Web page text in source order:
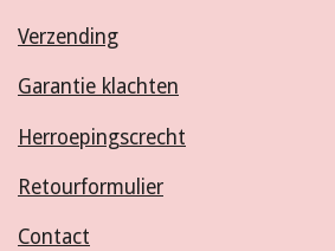
Verzending
Garantie klachten
Herroepingscrecht
Retourformulier
Contact